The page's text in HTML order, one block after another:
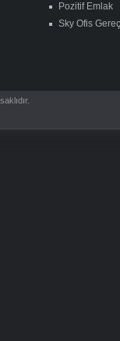
Pozitif Emlak
Sky Ofis